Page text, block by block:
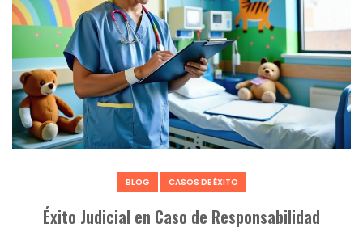
BLOG CASOS DE ÉXITO
Éxito Judicial en Caso de Responsabilidad